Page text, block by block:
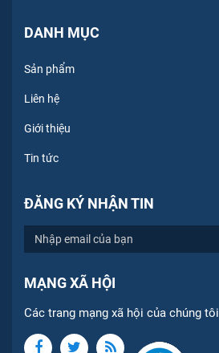
DANH MỤC
Sản phẩm
Liên hệ
Giới thiệu
Tin tức
ĐĂNG KÝ NHẬN TIN
MẠNG XÃ HỘI
Các trang mạng xã hội của chúng tôi